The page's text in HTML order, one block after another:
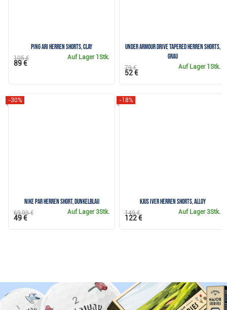
Ping Ari Herren Shorts, clay
Auf Lager 1Stk.
105 €
89 €
Under Armour Drive Tapered Herren Shorts,
grau
Auf Lager 1Stk.
79 €
52 €
Nike Par Herren Short, dunkelblau
-30%
Auf Lager3Stk.
69,99 €
49 €
KJUS Iver Herren Shorts, alloy
-18%
Auf Lager3Stk.
149 €
122 €